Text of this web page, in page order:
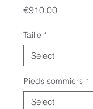
€910.00Price
Taille *
Pieds sommiers *